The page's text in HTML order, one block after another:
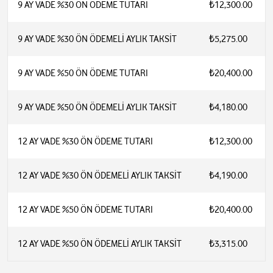
9 AY VADE %30 ÖN ÖDEME TUTARI ₺12,300.00
9 AY VADE %30 ÖN ÖDEMELİ AYLIK TAKSİT ₺5,275.00
9 AY VADE %50 ÖN ÖDEME TUTARI ₺20,400.00
9 AY VADE %50 ÖN ÖDEMELİ AYLIK TAKSİT ₺4,180.00
12 AY VADE %30 ÖN ÖDEME TUTARI ₺12,300.00
12 AY VADE %30 ÖN ÖDEMELİ AYLIK TAKSİT ₺4,190.00
12 AY VADE %50 ÖN ÖDEME TUTARI ₺20,400.00
12 AY VADE %50 ÖN ÖDEMELİ AYLIK TAKSİT ₺3,315.00